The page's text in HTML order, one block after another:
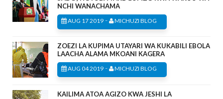
NCHI WANACHAMA
AUG 17 2019 - MICHUZI BLOG
ZOEZI LA KUPIMA UTAYARI WA KUKABILI EBOLA
LAACHA ALAMA MKOANI KAGERA
AUG 04 2019 - MICHUZI BLOG
KAILIMA ATOA AGIZO KWA JESHI LA